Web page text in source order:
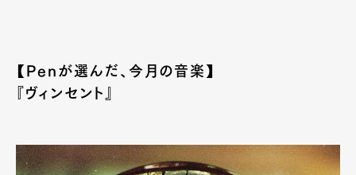
【Penが選んだ、今月の音楽】
『ヴィンセント』